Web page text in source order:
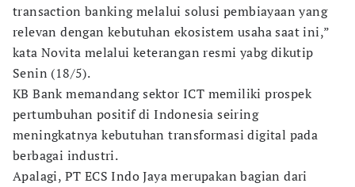
transaction banking melalui solusi pembiayaan yang
relevan dengan kebutuhan ekosistem usaha saat ini,”
kata Novita melalui keterangan resmi yabg dikutip
Senin (18/5).
KB Bank memandang sektor ICT memiliki prospek
pertumbuhan positif di Indonesia seiring
meningkatnya kebutuhan transformasi digital pada
berbagai industri.
Apalagi, PT ECS Indo Jaya merupakan bagian dari